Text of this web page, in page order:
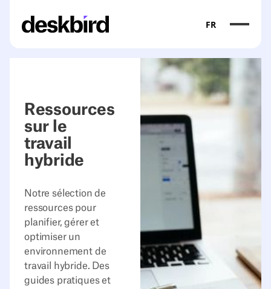
FR
Ressources
sur le
travail
hybride
Notre sélection de
ressources pour
planifier, gérer et
optimiser un
environnement de
travail hybride. Des
guides pratiques et